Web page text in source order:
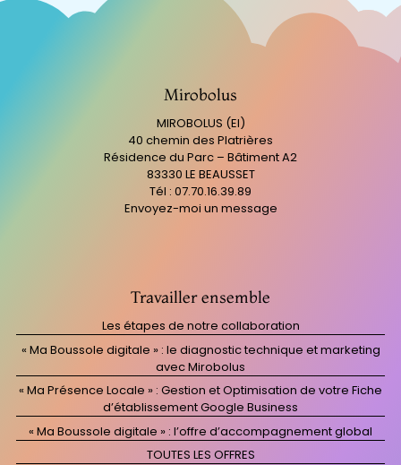
Mirobolus
MIROBOLUS (EI)
40 chemin des Platrières
Résidence du Parc – Bâtiment A2
83330 LE BEAUSSET
Tél : 07.70.16.39.89
Envoyez-moi un message
Travailler ensemble
Les étapes de notre collaboration
« Ma Boussole digitale » : le diagnostic technique et marketing
avec Mirobolus
« Ma Présence Locale » : Gestion et Optimisation de votre Fiche
d’établissement Google Business
« Ma Boussole digitale » : l’offre d’accompagnement global
TOUTES LES OFFRES